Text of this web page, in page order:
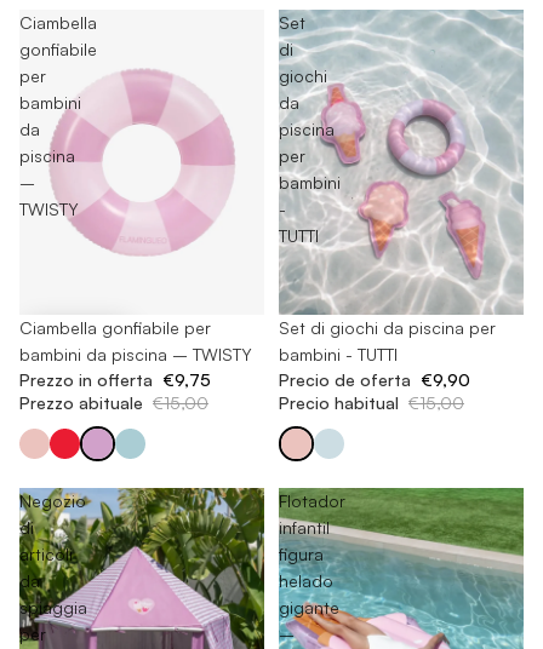
Ciambella
gonfiabile
per
bambini
da
piscina
–
TWISTY
-35%
Ciambella gonfiabile per
bambini da piscina – TWISTY
Prezzo in offerta €9,75
Prezzo abituale €15,00
Set
di
giochi
da
piscina
per
bambini
-
TUTTI
-34%
Set di giochi da piscina per
bambini - TUTTI
Precio de oferta €9,90
Precio habitual €15,00
Negozio
di
articoli
da
spiaggia
per
Flotador
infantil
figura
helado
gigante
–